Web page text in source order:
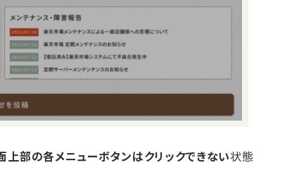
部の各メニューボタンはクリックできない状態